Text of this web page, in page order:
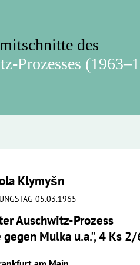
des
Prozesses
Klymyšn
05.03.1965
Auschwitz-Prozess
gegen Mulka u.a.", 4 Ks